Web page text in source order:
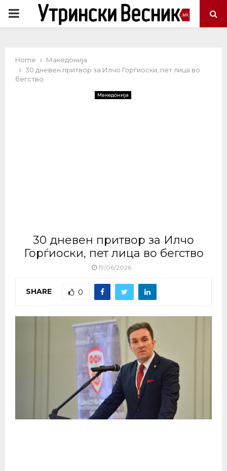
PRIMARY
Home
Македонија
30 дневен притвор за Илчо Горѓиоски, пет лица во
бегство
Македонија
30 дневен притвор за Илчо
Горѓиоски, пет лица во бегство
19/06/2026
SHARE 0